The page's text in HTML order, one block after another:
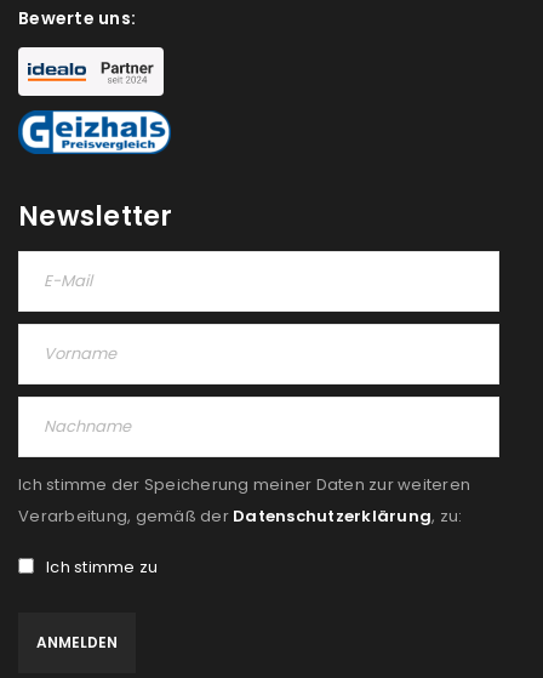
Ein Link zum Erstellen eines neuen Passworts wird an
deine E-Mail-Adresse gesendet.
NEWSLETTER ABONNIEREN
us
Ich stimme zu
Bewerte uns:
Newsletter
Ich stimme der Speicherung meiner Daten zur weiteren
Verarbeitung, gemäß der Datenschutzerklärung, zu:
Ich stimme zu